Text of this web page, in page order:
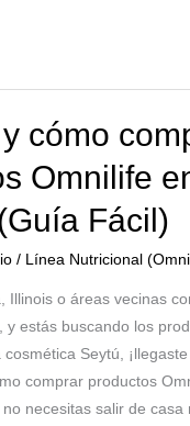
cómo
Omnilife
Fácil)
/ Línea Nutricional
Illinois o áreas vecinas
y estás buscando los
Seytú,
comprar productos
necesitas salir de casa